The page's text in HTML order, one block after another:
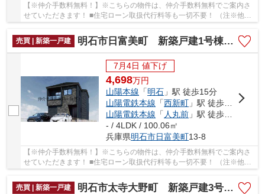
【※仲介手数料無料！】※こちらの物件は、仲介手数料無料でご案内さ
せていただきます！ ■住宅ローン取扱代行料等も一切不要！ （注※他社
では事務手数料として5万円～10万円必要な場合が...
売買 | 新築一戸建
明石市日富美町 新築戸建1号棟 仲介手数料無料！
7月4日 値下げ
4,698万円
山陽本線 「明石 」駅 徒歩15分
山陽電鉄本線 「西新町 」駅 徒歩14分
山陽電鉄本線 「 人丸前 」駅 徒歩27分
- / 4LDK / 100.06㎡
兵庫県明石市日富美町13-8
【※仲介手数料無料！】※こちらの物件は、仲介手数料無料でご案内さ
せていただきます！ ■住宅ローン取扱代行料等も一切不要！ （注※他社
では事務手数料として5万円～10万円必要な場合が...
売買 | 新築一戸建
明石市太寺大野町 新築戸建3号棟 仲介手数料無料！